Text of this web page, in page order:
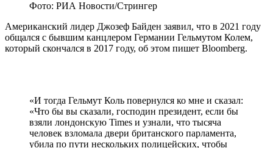
Фото: РИА Новости/Стрингер
Американский лидер Джозеф Байден заявил, что в 2021 году
общался с бывшим канцлером Германии Гельмутом Колем,
который скончался в 2017 году, об этом пишет Bloomberg.
«И тогда Гельмут Коль повернулся ко мне и сказал:
«Что бы вы сказали, господин президент, если бы
взяли лондонскую Times и узнали, что тысяча
человек взломала двери британского парламента,
убила по пути нескольких полицейских, чтобы